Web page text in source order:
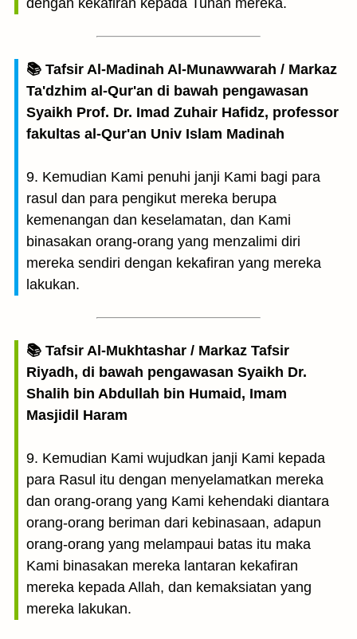
dengan kekafiran kepada Tuhan mereka.
📚 Tafsir Al-Madinah Al-Munawwarah / Markaz
Ta'dzhim al-Qur'an di bawah pengawasan
Syaikh Prof. Dr. Imad Zuhair Hafidz, professor
fakultas al-Qur'an Univ Islam Madinah
9. Kemudian Kami penuhi janji Kami bagi para
rasul dan para pengikut mereka berupa
kemenangan dan keselamatan, dan Kami
binasakan orang-orang yang menzalimi diri
mereka sendiri dengan kekafiran yang mereka
lakukan.
📚 Tafsir Al-Mukhtashar / Markaz Tafsir
Riyadh, di bawah pengawasan Syaikh Dr.
Shalih bin Abdullah bin Humaid, Imam
Masjidil Haram
9. Kemudian Kami wujudkan janji Kami kepada
para Rasul itu dengan menyelamatkan mereka
dan orang-orang yang Kami kehendaki diantara
orang-orang beriman dari kebinasaan, adapun
orang-orang yang melampaui batas itu maka
Kami binasakan mereka lantaran kekafiran
mereka kepada Allah, dan kemaksiatan yang
mereka lakukan.